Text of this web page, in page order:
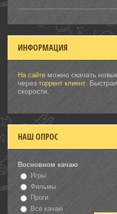
ИНФОРМАЦИЯ
На сайте можно скачать
через торрент клиент .
скорости.
НАШ ОПРОС
Восновном качаю
Игры
Фильмы
Проги
Всё качаю